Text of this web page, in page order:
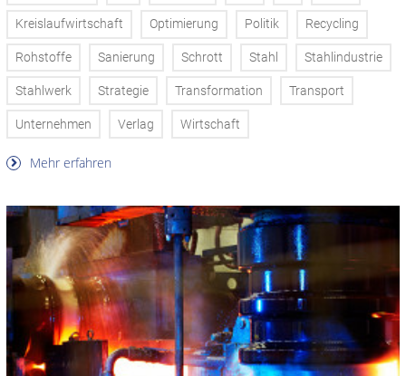
Kreislaufwirtschaft Optimierung Politik Recycling
Rohstoffe Sanierung Schrott Stahl Stahlindustrie
Stahlwerk Strategie Transformation Transport
Unternehmen Verlag Wirtschaft
Mehr erfahren